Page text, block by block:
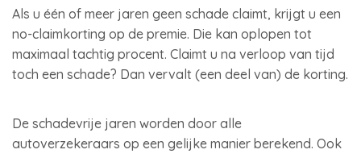
Als u één of meer jaren geen schade claimt, krijgt u een
no-claimkorting op de premie. Die kan oplopen tot
maximaal tachtig procent. Claimt u na verloop van tijd
toch een schade? Dan vervalt (een deel van) de korting.
De schadevrije jaren worden door alle
autoverzekeraars op een gelijke manier berekend. Ook